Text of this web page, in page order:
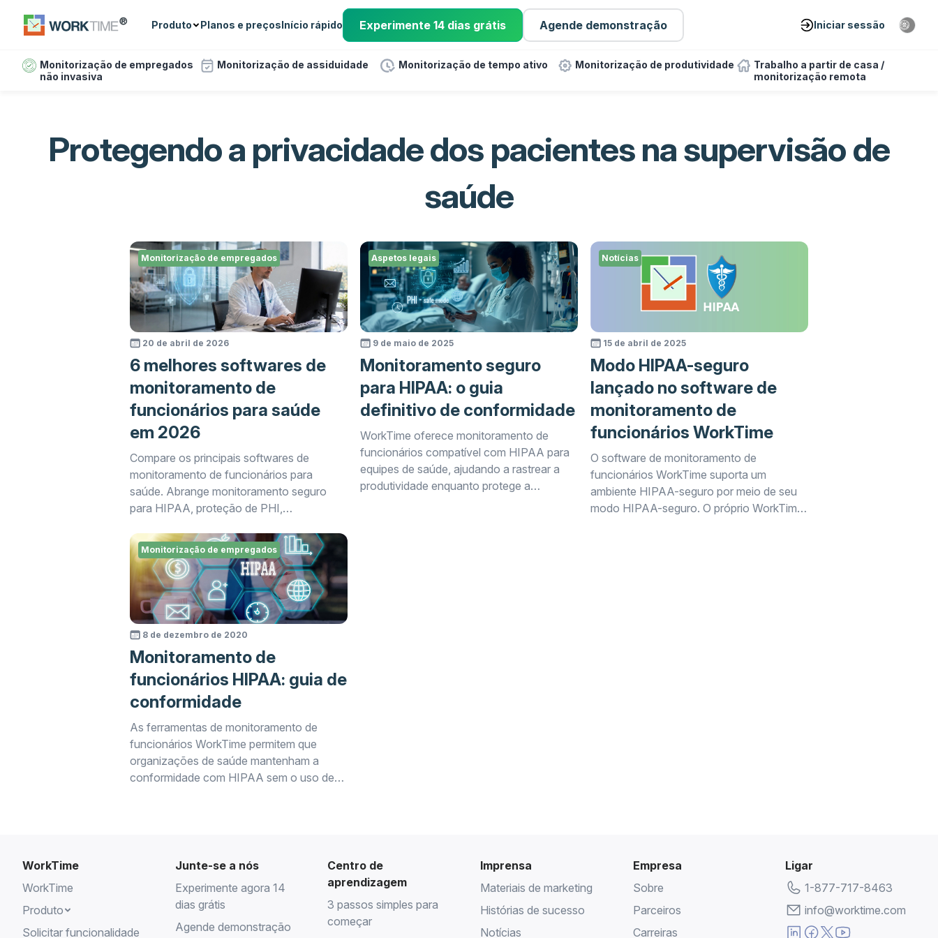
Produto Planos e preçosInício rápido Experimente 14 dias grátis Agende demonstração Iniciar sessão
Monitorização de empregados
não invasiva
Monitorização de assiduidade Monitorização de tempo ativo Monitorização de produtividade
Trabalho a partir de casa /
monitorização remota
Protegendo a privacidade dos pacientes na supervisão de
saúde
20 de abril de 2026
6 melhores softwares de
monitoramento de
funcionários para saúde
em 2026
Compare os principais softwares de
monitoramento de funcionários para
saúde. Abrange monitoramento seguro
para HIPAA, proteção de PHI,
agendamento de turnos e monitoramento
de produtividade para hospitais, clínicas e
grupos médicos.
Monitorização de empregados
9 de maio de 2025
Monitoramento seguro
para HIPAA: o guia
definitivo de conformidade
WorkTime oferece monitoramento de
funcionários compatível com HIPAA para
equipes de saúde, ajudando a rastrear a
produtividade enquanto protege a
Aspetos legais
15 de abril de 2025
Modo HIPAA-seguro
lançado no software de
monitoramento de
funcionários WorkTime
O software de monitoramento de
funcionários WorkTime suporta um
ambiente HIPAA-seguro por meio de seu
modo HIPAA-seguro. O próprio WorkTime
Notícias
8 de dezembro de 2020
Monitoramento de
funcionários HIPAA: guia de
conformidade
As ferramentas de monitoramento de
funcionários WorkTime permitem que
organizações de saúde mantenham a
conformidade com HIPAA sem o uso de
Monitorização de empregados
WorkTime
WorkTime
Produto
Solicitar funcionalidade
Junte-se a nós
Experimente agora 14
dias grátis
Agende demonstração
Centro de
aprendizagem
3 passos simples para
começar
Imprensa
Materiais de marketing
Histórias de sucesso
Notícias
Empresa
Sobre
Parceiros
Carreiras
Ligar
1-877-717-8463
info@worktime.com